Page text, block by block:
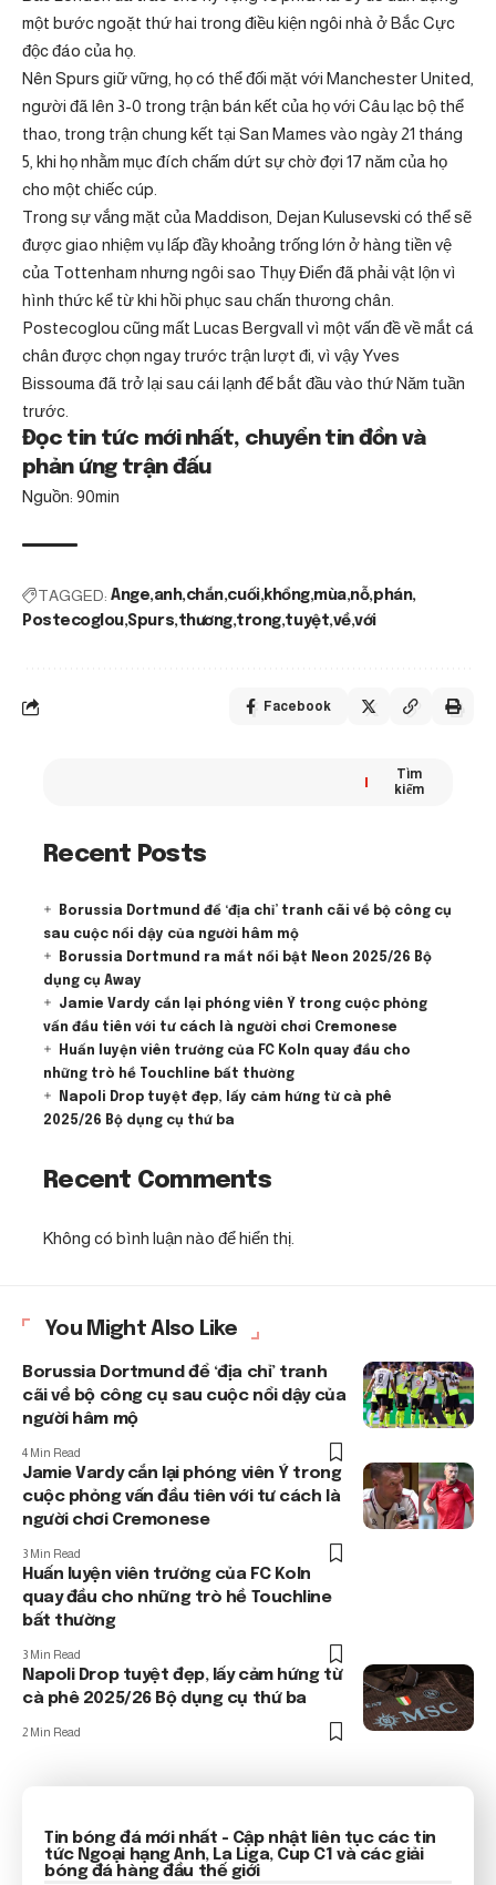
một bước ngoặt thứ hai trong điều kiện ngôi nhà ở Bắc Cực
độc đáo của họ.
Nên Spurs giữ vững, họ có thể đối mặt với Manchester United,
người đã lên 3-0 trong trận bán kết của họ với Câu lạc bộ thể
thao, trong trận chung kết tại San Mames vào ngày 21 tháng
5, khi họ nhằm mục đích chấm dứt sự chờ đợi 17 năm của họ
cho một chiếc cúp.
Trong sự vắng mặt của Maddison, Dejan Kulusevski có thể sẽ
được giao nhiệm vụ lấp đầy khoảng trống lớn ở hàng tiền vệ
của Tottenham nhưng ngôi sao Thụy Điển đã phải vật lộn vì
hình thức kể từ khi hồi phục sau chấn thương chân.
Postecoglou cũng mất Lucas Bergvall vì một vấn đề về mắt cá
chân được chọn ngay trước trận lượt đi, vì vậy Yves
Bissouma đã trở lại sau cái lạnh để bắt đầu vào thứ Năm tuần
trước.
Đọc tin tức mới nhất, chuyển tin đồn và
phản ứng trận đấu
Nguồn: 90min
TAGGED: Ange anh chắn cuối khổng mùa nỗ phán
Postecoglou Spurs thương trong tuyệt về với
Facebook
Tìm
kiếm
Recent Posts
Borussia Dortmund để ‘địa chỉ’ tranh cãi về bộ công cụ
sau cuộc nổi dậy của người hâm mộ
Borussia Dortmund ra mắt nổi bật Neon 2025/26 Bộ
dụng cụ Away
Jamie Vardy cắn lại phóng viên Ý trong cuộc phỏng
vấn đầu tiên với tư cách là người chơi Cremonese
Huấn luyện viên trưởng của FC Koln quay đầu cho
những trò hề Touchline bất thường
Napoli Drop tuyệt đẹp, lấy cảm hứng từ cà phê
2025/26 Bộ dụng cụ thứ ba
Recent Comments
Không có bình luận nào để hiển thị.
You Might Also Like
Borussia Dortmund để ‘địa chỉ’ tranh
cãi về bộ công cụ sau cuộc nổi dậy của
người hâm mộ
4 Min Read
Jamie Vardy cắn lại phóng viên Ý trong
cuộc phỏng vấn đầu tiên với tư cách là
người chơi Cremonese
3 Min Read
Huấn luyện viên trưởng của FC Koln
quay đầu cho những trò hề Touchline
bất thường
3 Min Read
Napoli Drop tuyệt đẹp, lấy cảm hứng từ
cà phê 2025/26 Bộ dụng cụ thứ ba
2 Min Read
Tin bóng đá mới nhất - Cập nhật liên tục các tin
tức Ngoại hạng Anh, La Liga, Cup C1 và các giải
bóng đá hàng đầu thế giới